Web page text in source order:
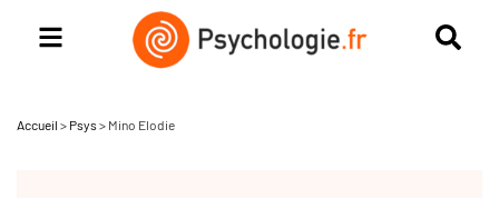
Accueil > Psys > Mino Elodie